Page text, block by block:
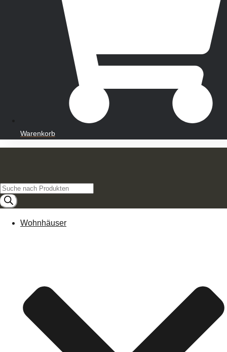
Warenkorb
Products
search
Wohnhäuser